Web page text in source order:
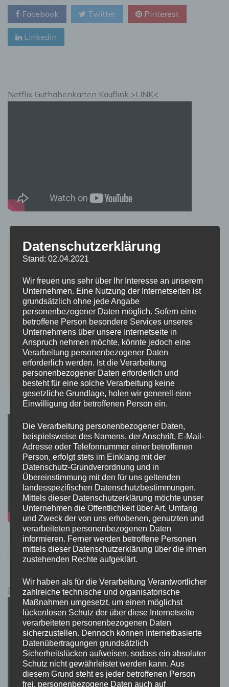
Paradies
Zweitwohnungsbesitzer
Facebook Twitter Pinterest
Linkedin
Netflix Guthabenkarten Kauflink.>LINK<
Pokémon Schwert und Schild Kauflink.>LINK<
Datenschutzerklärung
Stand: 02.04.2021
Wir freuen uns sehr über Ihr Interesse an unserem
Unternehmen. Eine Nutzung der Internetseiten ist
grundsätzlich ohne jede Angabe
personenbezogener Daten möglich. Sofern eine
betroffene Person besondere Services unseres
Unternehmens über unsere Internetseite in
Anspruch nehmen möchte, könnte jedoch eine
Verarbeitung personenbezogener Daten
erforderlich werden. Ist die Verarbeitung
personenbezogener Daten erforderlich und
besteht für eine solche Verarbeitung keine
gesetzliche Grundlage, holen wir generell eine
Einwilligung der betroffenen Person ein.
Die Verarbeitung personenbezogener Daten,
beispielsweise des Namens, der Anschrift, E-Mail-
Adresse oder Telefonnummer einer betroffenen
Person, erfolgt stets im Einklang mit der
Datenschutz-Grundverordnung und in
Übereinstimmung mit den für uns geltenden
landesspezifischen Datenschutzbestimmungen.
Mittels dieser Datenschutzerklärung möchte unser
Unternehmen die Öffentlichkeit über Art, Umfang
und Zweck der von uns erhobenen, genutzten und
verarbeiteten personenbezogenen Daten
informieren. Ferner werden betroffene Personen
mittels dieser Datenschutzerklärung über die ihnen
zustehenden Rechte aufgeklärt.
Wir haben als für die Verarbeitung Verantwortlicher
zahlreiche technische und organisatorische
Maßnahmen umgesetzt, um einen möglichst
lückenlosen Schutz der über diese Internetseite
verarbeiteten personenbezogenen Daten
sicherzustellen. Dennoch können Internetbasierte
Datenübertragungen grundsätzlich
Sicherheitslücken aufweisen, sodass ein absoluter
Schutz nicht gewährleistet werden kann. Aus
diesem Grund steht es jeder betroffenen Person
frei, personenbezogene Daten auch auf